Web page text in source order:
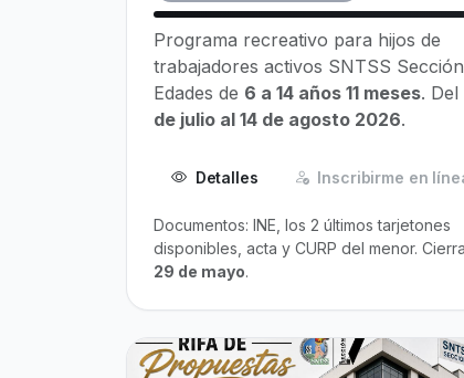
Programa recreativo para hijos de
trabajadores activos SNTSS Sección
Edades de 6 a 14 años 11 meses. Del
de julio al 14 de agosto 2026.
Detalles Inscribirme en
Documentos: INE, los 2 últimos tarjetones
disponibles, acta y CURP del menor.
29 de mayo.